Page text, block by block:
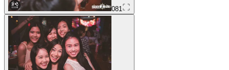
081